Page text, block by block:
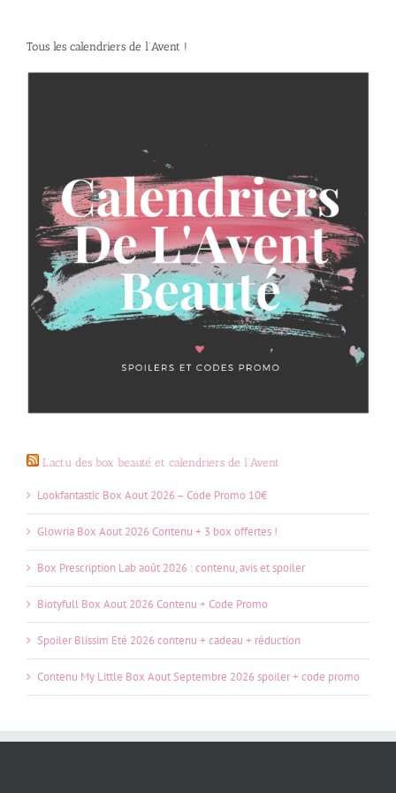
Tous les calendriers de l’Avent !
L’actu des box beauté et calendriers de l’Avent
Lookfantastic Box Aout 2026 – Code Promo 10€
Glowria Box Aout 2026 Contenu + 3 box offertes !
Box Prescription Lab août 2026 : contenu, avis et spoiler
Biotyfull Box Aout 2026 Contenu + Code Promo
Spoiler Blissim Eté 2026 contenu + cadeau + réduction
Contenu My Little Box Aout Septembre 2026 spoiler + code promo